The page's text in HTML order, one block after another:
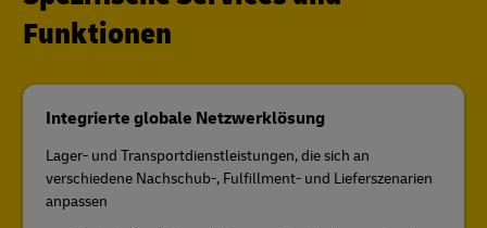
Funktionen
Integrierte globale Netzwerklösung
Lager- und Transportdienstleistungen, die sich an
verschiedene Nachschub-, Fulfillment- und Lieferszenarien
anpassen